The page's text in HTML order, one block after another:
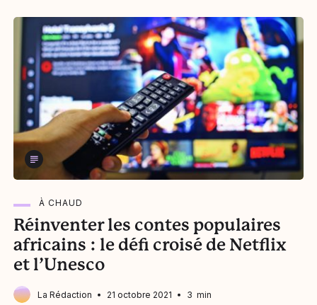
À CHAUD
Réinventer les contes populaires
africains : le défi croisé de Netflix
et l’Unesco
La Rédaction 21 octobre 2021 3 min